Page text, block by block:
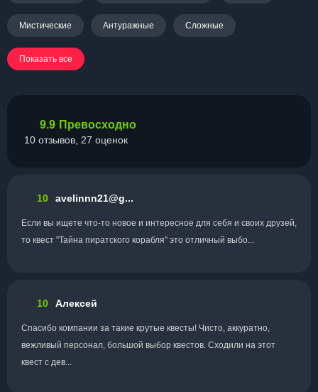
Мистические Антуражные Сложные
Показать все
9.9 Превосходно
10 отзывов, 27 оценок
10 avelinnn21@g...
Если вы ищете что-то новое и интересное для себя и своих друзей,
то квест "Тайна пиратского корабля" это отличный выбо...
10 Алексей
Спасибо компании за такие крутые квесты! Чисто, аккуратно,
вежливый персонал, большой выбор квестов. Сходили на этот
квест с дев...